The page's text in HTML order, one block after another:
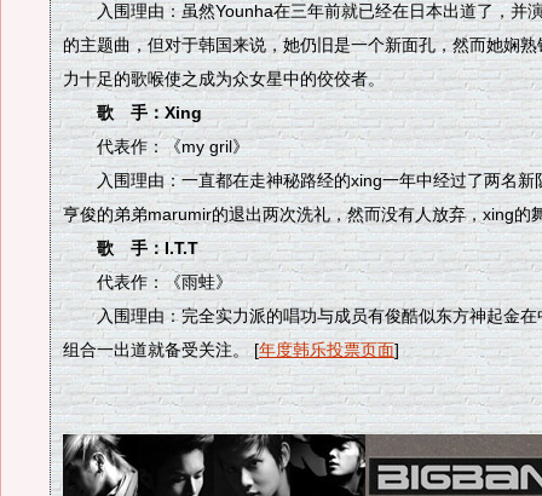
入围理由：虽然Younha在三年前就已经在日本出道了，并
的主题曲，但对于韩国来说，她仍旧是一个新面孔，然而她娴
力十足的歌喉使之成为众女星中的佼佼者。
歌 手：Xing
代表作：《my gril》
入围理由：一直都在走神秘路经的xing一年中经过了两名新
亨俊的弟弟marumir的退出两次洗礼，然而没有人放弃，xing的
歌 手：I.T.T
代表作：《雨蛙》
入围理由：完全实力派的唱功与成员有俊酷似东方神起金在
组合一出道就备受关注。 [年度韩乐投票页面]